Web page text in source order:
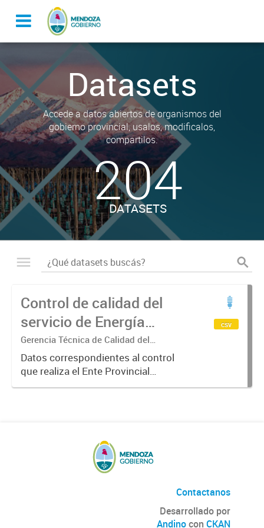
Datasets
Accede a datos abiertos de organismos del
gobierno provincial, usalos, modificalos,
compartilos.
204
DATASETS
Control de calidad del
servicio de Energía
Eléctrica Etapa I año
2018
Gerencia Técnica de Calidad del
Suministro
Datos correspondientes al control
que realiza el Ente Provincial
Regulador Eléctrico sobre el
csv
Contactanos
Desarrollado por
Andinocon CKAN